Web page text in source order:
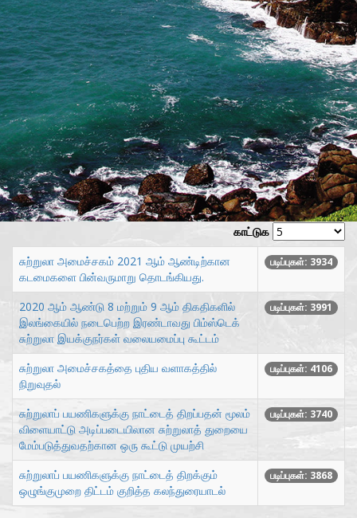
காட்டுக
சுற்றுலா அமைச்சகம் 2021 ஆம் ஆண்டிற்கான
கடமைகளை பின்வருமாறு தொடங்கியது.
படிப்புகள்: 3934
2020 ஆம் ஆண்டு 8 மற்றும் 9 ஆம் திகதிகளில்
இலங்கையில் நடைபெற்ற இரண்டாவது பிம்ஸ்டெக்
சுற்றுலா இயக்குநர்கள் வலையமைப்பு கூட்டம்
படிப்புகள்: 3991
சுற்றுலா அமைச்சகத்தை புதிய வளாகத்தில்
நிறுவுதல்
படிப்புகள்: 4106
சுற்றுலாப் பயணிகளுக்கு நாட்டைத் திறப்பதன் மூலம்
விளையாட்டு அடிப்படையிலான சுற்றுலாத் துறையை
மேம்படுத்துவதற்கான ஒரு கூட்டு முயற்சி
படிப்புகள்: 3740
சுற்றுலாப் பயணிகளுக்கு நாட்டைத் திறக்கும்
ஒழுங்குமுறை திட்டம் குறித்த கலந்துரையாடல்
படிப்புகள்: 3868